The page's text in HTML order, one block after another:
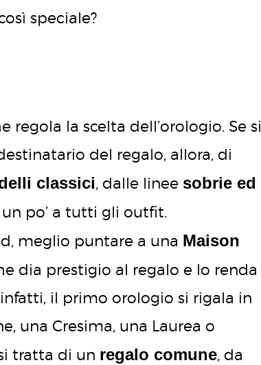
speciale?
regola la scelta dell’orologio. Se si
del regalo, allora, di
classici, dalle linee sobrie ed
po’ a tutti gli outfit.
meglio puntare a una Maison
dia prestigio al regalo e lo renda
il primo orologio si rigala in
una Cresima, una Laurea o
tratta di un regalo comune, da